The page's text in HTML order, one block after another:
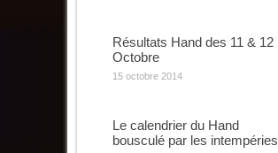
Résultats Hand des 11 & 12
Octobre
15 octobre 2014
Le calendrier du Hand
bousculé par les intempéries